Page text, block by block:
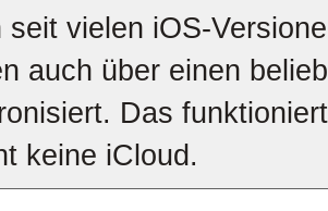
seit vielen iOS-
auch über einen
Das
keine iCloud.